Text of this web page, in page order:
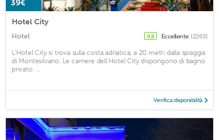
39€
Hotel City
Hotel 9,8 Eccellente (2263)
L'Hotel City si trova sulla costa adriatica, a 20 metri dalla spiaggia
di Montesilvano. Le camere dell'Hotel City dispongono di bagno
privato. ...
Verifica disponibilità